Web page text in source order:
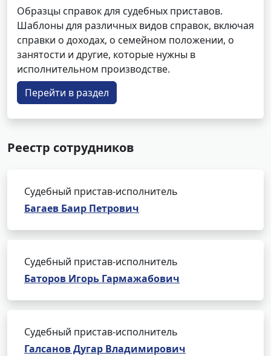
Образцы справок для судебных приставов.
Шаблоны для различных видов справок, включая
справки о доходах, о семейном положении, о
занятости и другие, которые нужны в
исполнительном производстве.
Перейти в раздел
Реестр сотрудников
Судебный пристав-исполнитель
Багаев Баир Петрович
Судебный пристав-исполнитель
Баторов Игорь Гармажабович
Судебный пристав-исполнитель
Галсанов Дугар Владимирович